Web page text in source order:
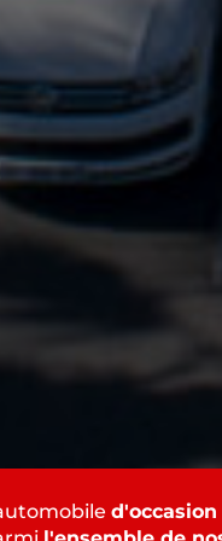
d'occasion